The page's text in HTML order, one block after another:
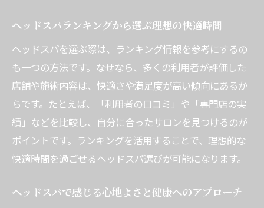
ドライとウェットのヘッドスパ快適性を比
較
ヘッドスパの種類別に快適さと効果を解説
ウェットとドライヘッドスパの選び方と特
徴
快適さを追求したヘッドスパの選択ポイン
ト
ヘッドスパ体験を左右する施術方法の違い
自分に合ったヘッドスパで快適時間を過ご
ヘッドスパランキングから選ぶ理想の快適時間
ヘッドスパを選ぶ際は、ランキング情報を参考にするの
も一つの方法です。なぜなら、多くの利用者が評価した
店舗や施術内容は、快適さや満足度が高い傾向にあるか
らです。たとえば、「利用者の口コミ」や「専門店の実
績」などを比較し、自分に合ったサロンを見つけるのが
ポイントです。ランキングを活用することで、理想的な
快適時間を過ごせるヘッドスパ選びが可能になります。
ヘッドスパで感じる心地よさと健康へのアプローチ